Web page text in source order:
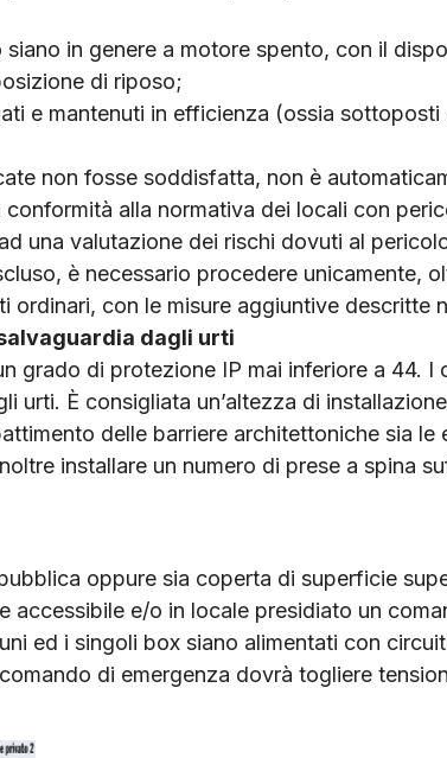
in genere a motore spento, con il
di riposo;
e mantenuti in efficienza (ossia
non fosse soddisfatta, non è
alla normativa dei locali con
una valutazione dei rischi dovuti al
è necessario procedere unicamente,
ordinari, con le misure aggiuntive descritte
dagli urti
grado di protezione IP mai inferiore a 44. I
urti. È consigliata un’altezza di
delle barriere architettoniche sia le
installare un numero di prese a spina
oppure sia coperta di superficie
accessibile e/o in locale presidiato un
ed i singoli box siano alimentati con
di emergenza dovrà togliere